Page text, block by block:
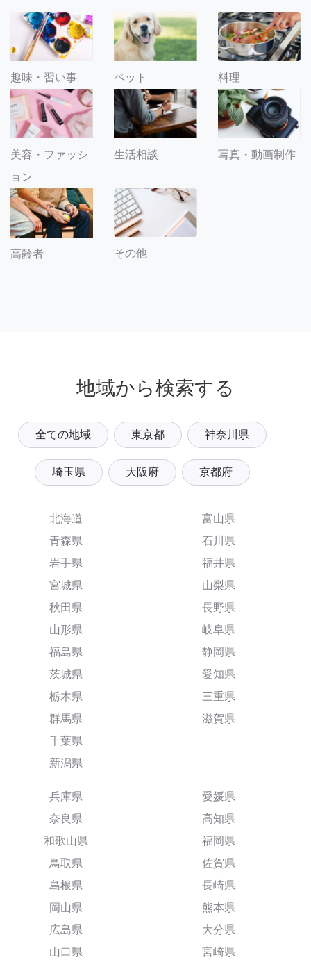
趣味・習い事 ペット 料理
美容・ファッシ
ョン
生活相談 写真・動画制作
高齢者 その他
地域から検索する
全ての地域 東京都 神奈川県
埼玉県 大阪府 京都府
北海道
青森県
岩手県
宮城県
秋田県
山形県
福島県
茨城県
栃木県
群馬県
千葉県
新潟県
富山県
石川県
福井県
山梨県
長野県
岐阜県
静岡県
愛知県
三重県
滋賀県
兵庫県
奈良県
和歌山県
鳥取県
島根県
岡山県
広島県
山口県
愛媛県
高知県
福岡県
佐賀県
長崎県
熊本県
大分県
宮崎県